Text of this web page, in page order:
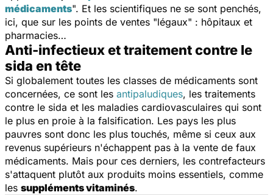
médicaments". Et les scientifiques ne se sont penchés,
ici, que sur les points de ventes "légaux" : hôpitaux et
pharmacies…
Anti-infectieux et traitement contre le
sida en tête
Si globalement toutes les classes de médicaments sont
concernées, ce sont les antipaludiques, les traitements
contre le sida et les maladies cardiovasculaires qui sont
le plus en proie à la falsification. Les pays les plus
pauvres sont donc les plus touchés, même si ceux aux
revenus supérieurs n'échappent pas à la vente de faux
médicaments. Mais pour ces derniers, les contrefacteurs
s'attaquent plutôt aux produits moins essentiels, comme
les suppléments vitaminés.